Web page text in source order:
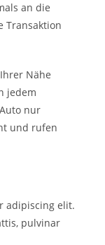
an die
Transaktion
Nähe
jedem
nur
und rufen
adipiscing elit.
pulvinar